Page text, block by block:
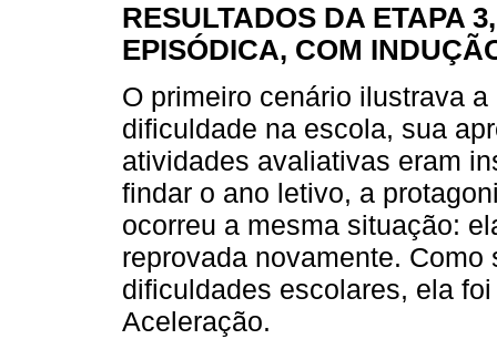
RESULTADOS DA ETAPA
EPISÓDICA, COM
O primeiro cenário ilustrava
dificuldade na escola, sua
atividades avaliativas eram
findar o ano letivo, a
ocorreu a mesma situação:
reprovada novamente.
dificuldades escolares, ela
Aceleração.